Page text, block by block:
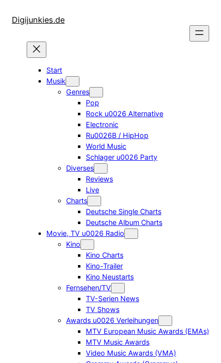
InhaltDigijunkies.de
Start
Musik
Genres
Pop
Rock u0026 Alternative
Electronic
Ru0026B / HipHop
World Music
Schlager u0026 Party
Diverses
Reviews
Live
Charts
Deutsche Single Charts
Deutsche Album Charts
Movie, TV u0026 Radio
Kino
Kino Charts
Kino-Trailer
Kino Neustarts
Fernsehen/TV
TV-Serien News
TV Shows
Awards u0026 Verleihungen
MTV European Music Awards (EMAs)
MTV Music Awards
Video Music Awards (VMA)